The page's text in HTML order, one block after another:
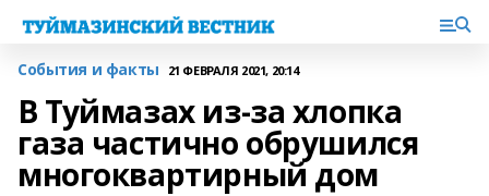
События и факты 21 ФЕВРАЛЯ 2021, 20:14
В Туймазах из-за хлопка
газа частично обрушился
многоквартирный дом